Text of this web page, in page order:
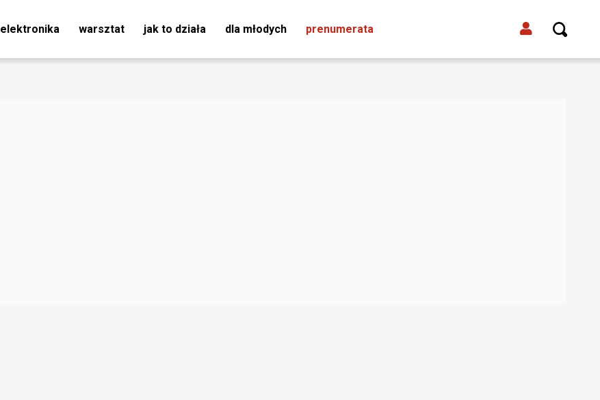
elektronika warsztat jak to działa dla młodych prenumerata